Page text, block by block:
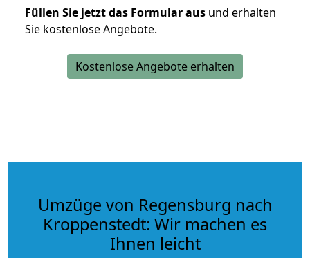
Füllen Sie jetzt das Formular aus und erhalten
Sie kostenlose Angebote.
Kostenlose Angebote erhalten
Umzüge von Regensburg nach
Kroppenstedt: Wir machen es
Ihnen leicht